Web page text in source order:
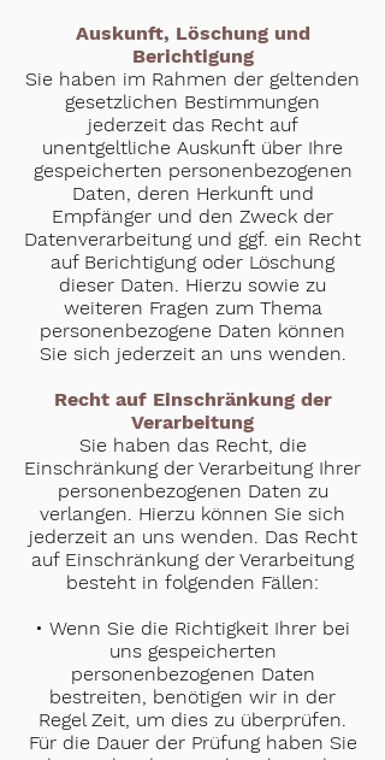
Auskunft, Löschung und
Berichtigung
Sie haben im Rahmen der geltenden
gesetzlichen Bestimmungen
jederzeit das Recht auf
unentgeltliche Auskunft über Ihre
gespeicherten personenbezogenen
Daten, deren Herkunft und
Empfänger und den Zweck der
Datenverarbeitung und ggf. ein Recht
auf Berichtigung oder Löschung
dieser Daten. Hierzu sowie zu
weiteren Fragen zum Thema
personenbezogene Daten können
Sie sich jederzeit an uns wenden.
Recht auf Einschränkung der
Verarbeitung
Sie haben das Recht, die
Einschränkung der Verarbeitung Ihrer
personenbezogenen Daten zu
verlangen. Hierzu können Sie sich
jederzeit an uns wenden. Das Recht
auf Einschränkung der Verarbeitung
besteht in folgenden Fällen:
• Wenn Sie die Richtigkeit Ihrer bei
uns gespeicherten
personenbezogenen Daten
bestreiten, benötigen wir in der
Regel Zeit, um dies zu überprüfen.
Für die Dauer der Prüfung haben Sie